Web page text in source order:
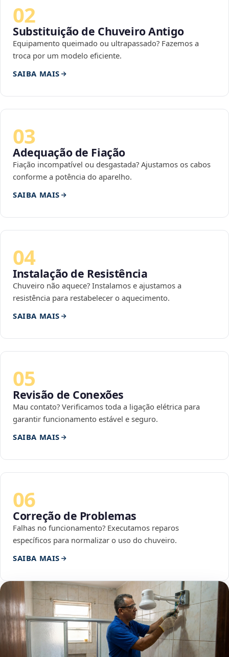
02
Substituição de Chuveiro Antigo
Equipamento queimado ou ultrapassado? Fazemos a
troca por um modelo eficiente.
SAIBA MAIS
03
Adequação de Fiação
Fiação incompatível ou desgastada? Ajustamos os cabos
conforme a potência do aparelho.
SAIBA MAIS
04
Instalação de Resistência
Chuveiro não aquece? Instalamos e ajustamos a
resistência para restabelecer o aquecimento.
SAIBA MAIS
05
Revisão de Conexões
Mau contato? Verificamos toda a ligação elétrica para
garantir funcionamento estável e seguro.
SAIBA MAIS
06
Correção de Problemas
Falhas no funcionamento? Executamos reparos
específicos para normalizar o uso do chuveiro.
SAIBA MAIS